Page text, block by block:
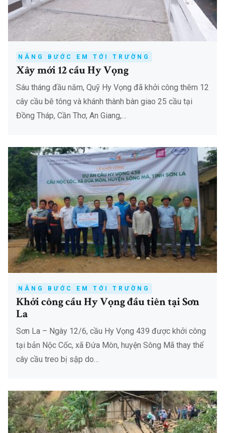
NÂNG BƯỚC EM TỚI TRƯỜNG
Xây mới 12 cầu Hy Vọng
Sáu tháng đầu năm, Quỹ Hy Vọng đã khởi công thêm 12
cây cầu bê tông và khánh thành bàn giao 25 cầu tại
Đồng Tháp, Cần Thơ, An Giang,…
NÂNG BƯỚC EM TỚI TRƯỜNG
Khởi công cầu Hy Vọng đầu tiên tại Sơn
La
Sơn La – Ngày 12/6, cầu Hy Vọng 439 được khởi công
tại bản Nộc Cốc, xã Đứa Mòn, huyện Sông Mã thay thế
cây cầu treo bị sập do…